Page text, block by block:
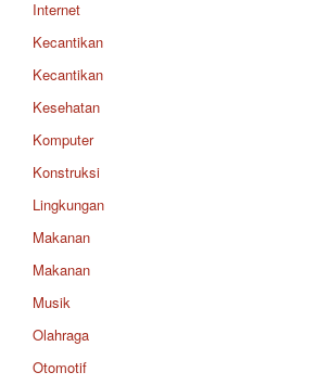
Internet
Kecantikan
Kecantikan
Kesehatan
Komputer
Konstruksi
Lingkungan
Makanan
Makanan
Musik
Olahraga
Otomotif